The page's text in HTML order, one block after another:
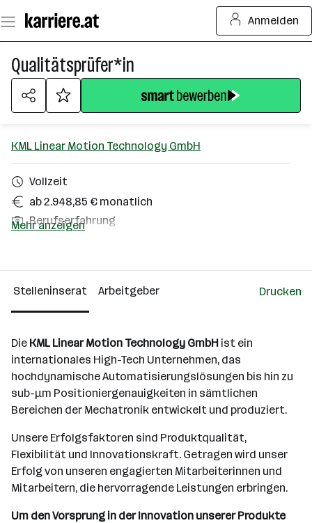
Seiteninhalt
springen
Anmelden
Qualitätsprüfer*in
KML Linear Motion Technology GmbH
Vollzeit
ab 2.948,85 € monatlich
Berufserfahrung
Über das Unternehmen
101 - 500 Mitarbeiter*innen
Mehr anzeigen
Stelleninserat Arbeitgeber Drucken
Die KML Linear Motion Technology GmbH ist ein
internationales High-Tech Unternehmen, das
hochdynamische Automatisierungslösungen bis hin zu
sub-µm Positioniergenauigkeiten in sämtlichen
Bereichen der Mechatronik entwickelt und produziert.
Unsere Erfolgsfaktoren sind Produktqualität,
Flexibilität und Innovationskraft. Getragen wird unser
Erfolg von unseren engagierten Mitarbeiterinnen und
Mitarbeitern, die hervorragende Leistungen erbringen.
Um den Vorsprung in der Innovation unserer Produkte